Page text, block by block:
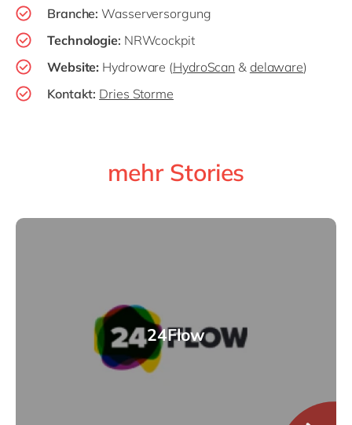
Branche: Wasserversorgung
Technologie: NRWcockpit
Website: Hydroware (HydroScan & delaware)
Kontakt: Dries Storme
mehr Stories
24Flow